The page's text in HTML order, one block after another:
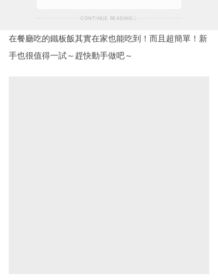
CONTINUE READING
在餐廳吃的鐵板飯其實在家也能吃到！而且超簡單！新
手也很值得一試～趕快動手做吧～